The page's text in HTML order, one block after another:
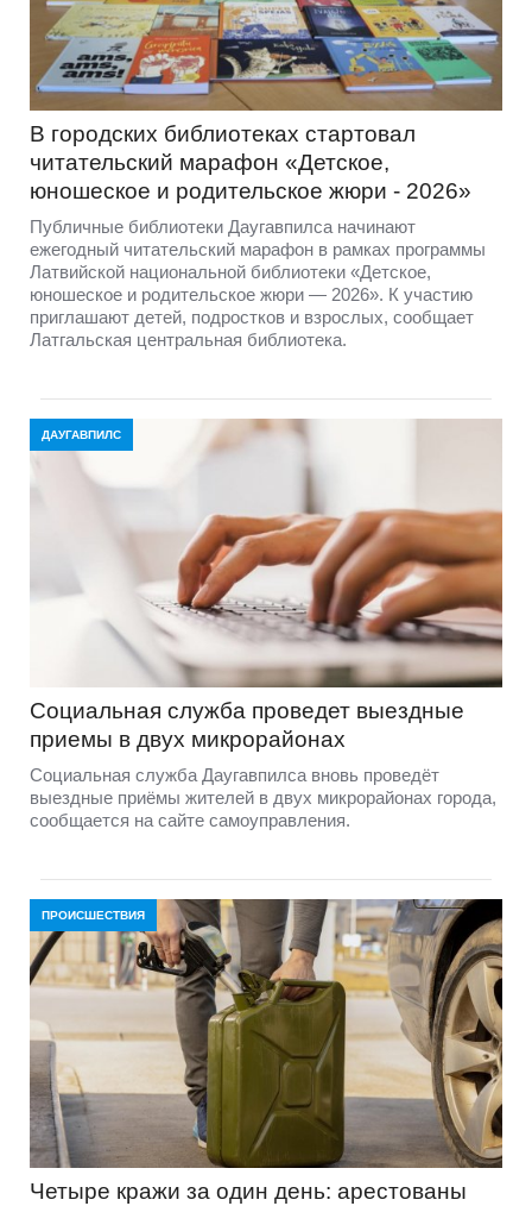
В городских библиотеках стартовал
читательский марафон «Детское,
юношеское и родительское жюри - 2026»
Публичные библиотеки Даугавпилса начинают
ежегодный читательский марафон в рамках программы
Латвийской национальной библиотеки «Детское,
юношеское и родительское жюри — 2026». К участию
приглашают детей, подростков и взрослых, сообщает
Латгальская центральная библиотека.
ДАУГАВПИЛС
Социальная служба проведет выездные
приемы в двух микрорайонах
Социальная служба Даугавпилса вновь проведёт
выездные приёмы жителей в двух микрорайонах города,
сообщается на сайте самоуправления.
ПРОИСШЕСТВИЯ
Четыре кражи за один день: арестованы